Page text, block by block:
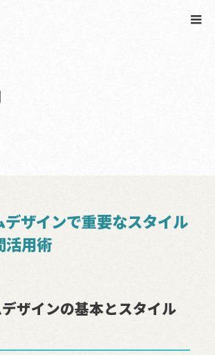
デザインで重要なスタイル
活用術
ザインの基本とスタイル